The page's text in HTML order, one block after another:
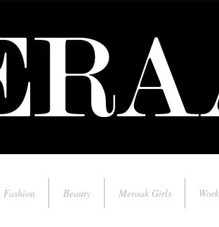
Fashion Beauty Meraak Girls